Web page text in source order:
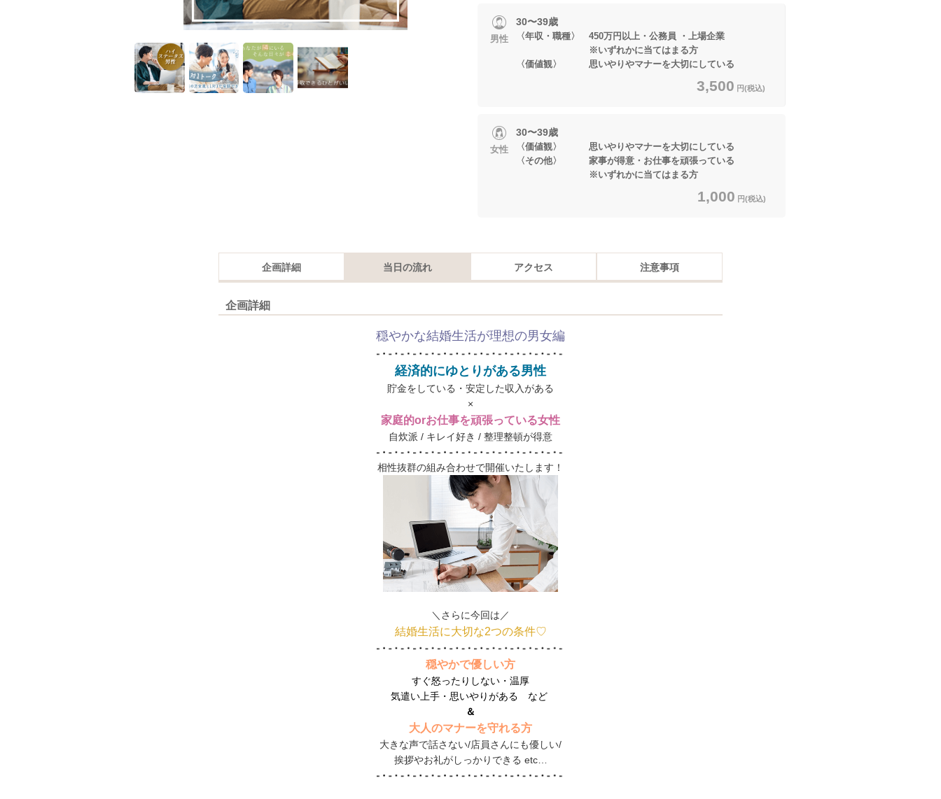
男性
30〜39歳
〈年収・職種〉 450万円以上・公務員 ・上場企業
※いずれかに当てはまる方
〈価値観〉 思いやりやマナーを大切にしている
3,500 円(税込)
女性
30〜39歳
〈価値観〉 思いやりやマナーを大切にしている
〈その他〉 家事が得意・お仕事を頑張っている
※いずれかに当てはまる方
1,000 円(税込)
企画詳細 当日の流れ アクセス 注意事項
企画詳細
穏やかな結婚生活が理想の男女編
経済的にゆとりがある男性
貯金をしている・安定した収入がある
×
家庭的orお仕事を頑張っている女性
自炊派 / キレイ好き / 整理整頓が得意
相性抜群の組み合わせで開催いたします！
＼さらに今回は／
結婚生活に大切な2つの条件♡
穏やかで優しい方
すぐ怒ったりしない・温厚
気遣い上手・思いやりがある など
＆
大人のマナーを守れる方
大きな声で話さない/店員さんにも優しい/
挨拶やお礼がしっかりできる etc…